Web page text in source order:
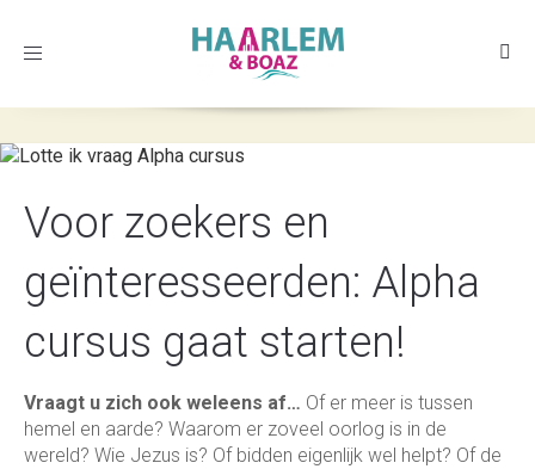
Toggle
Voor zoekers en
geïnteresseerden: Alpha
cursus gaat starten!
Vraagt u zich ook weleens af… Of er meer is tussen
hemel en aarde? Waarom er zoveel oorlog is in de
wereld? Wie Jezus is? Of bidden eigenlijk wel helpt? Of de